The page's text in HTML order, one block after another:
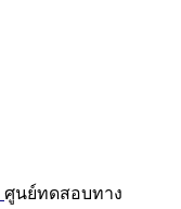
ศูนย์ทดสอบทาง